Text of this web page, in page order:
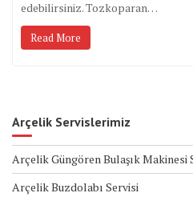
edebilirsiniz. Tozkoparan…
Read More
Arçelik Servislerimiz
Arçelik Güngören Bulaşık Makinesi
Arçelik Buzdolabı Servisi